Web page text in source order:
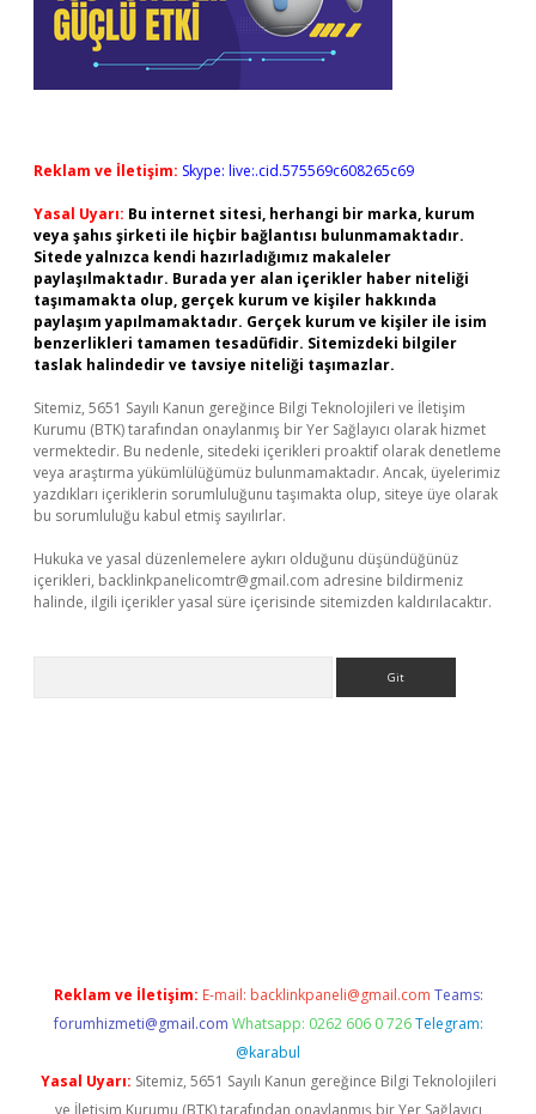
Reklam ve İletişim: Skype: live:.cid.575569c608265c69
Yasal Uyarı: Bu internet sitesi, herhangi bir marka, kurum
veya şahıs şirketi ile hiçbir bağlantısı bulunmamaktadır.
Sitede yalnızca kendi hazırladığımız makaleler
paylaşılmaktadır. Burada yer alan içerikler haber niteliği
taşımamakta olup, gerçek kurum ve kişiler hakkında
paylaşım yapılmamaktadır. Gerçek kurum ve kişiler ile isim
benzerlikleri tamamen tesadüfidir. Sitemizdeki bilgiler
taslak halindedir ve tavsiye niteliği taşımazlar.
Sitemiz, 5651 Sayılı Kanun gereğince Bilgi Teknolojileri ve İletişim
Kurumu (BTK) tarafından onaylanmış bir Yer Sağlayıcı olarak hizmet
vermektedir. Bu nedenle, sitedeki içerikleri proaktif olarak denetleme
veya araştırma yükümlülüğümüz bulunmamaktadır. Ancak, üyelerimiz
yazdıkları içeriklerin sorumluluğunu taşımakta olup, siteye üye olarak
bu sorumluluğu kabul etmiş sayılırlar.
Hukuka ve yasal düzenlemelere aykırı olduğunu düşündüğünüz
içerikleri, backlinkpanelicomtr@gmail.com adresine bildirmeniz
halinde, ilgili içerikler yasal süre içerisinde sitemizden kaldırılacaktır.
Reklam ve İletişim: E-mail: backlinkpaneli@gmail.com Teams:
forumhizmeti@gmail.com Whatsapp: 0262 606 0 726 Telegram:
@karabul
Yasal Uyarı: Sitemiz, 5651 Sayılı Kanun gereğince Bilgi Teknolojileri
ve İletişim Kurumu (BTK) tarafından onaylanmış bir Yer Sağlayıcı